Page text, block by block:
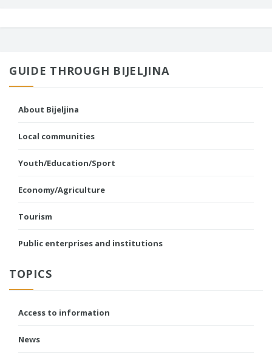
GUIDE THROUGH BIJELJINA
About Bijeljina
Local communities
Youth/Education/Sport
Economy/Agriculture
Tourism
Public enterprises and institutions
TOPICS
Access to information
News